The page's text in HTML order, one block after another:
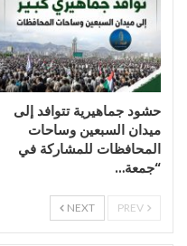
حشود جماهيرية تتوافد إلى
ميدان السبعين وساحات
المحافظات للمشاركة في
“جمعة…
NEXT